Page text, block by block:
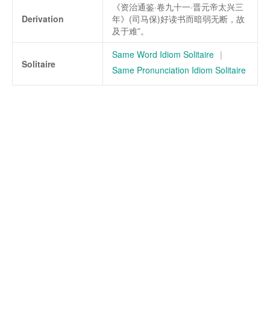
Derivation
《资治通鉴·卷九十一·晋元帝太兴三
年》(司马保)好读书而暗弱无断，故
及于难”。
Solitaire
Same Word Idiom Solitaire |
Same Pronunciation Idiom Solitaire